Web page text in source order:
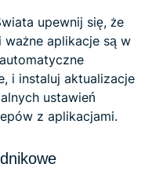
upewnij się, że
aplikacje są w
i instaluj aktualizacje
ustawień
z aplikacjami.